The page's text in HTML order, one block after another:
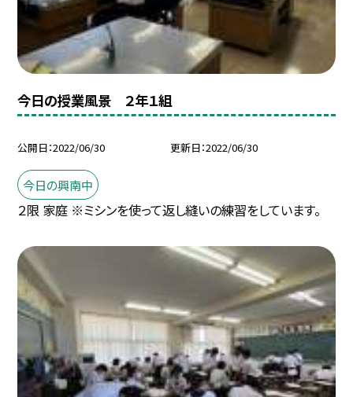
今日の授業風景 ２年１組
公開日 2022/06/30 更新日 2022/06/30
今日の興南中
２限 家庭 ※ミシンを使って返し縫いの練習をしています。